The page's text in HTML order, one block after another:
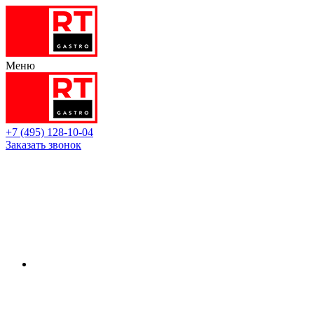
Меню
+7 (495) 128-10-04
Заказать звонок